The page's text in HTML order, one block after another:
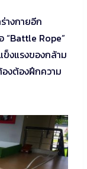
างกายอีก
“Battle Rope”
งแรงของกล้าม
งต้องฝึกความ